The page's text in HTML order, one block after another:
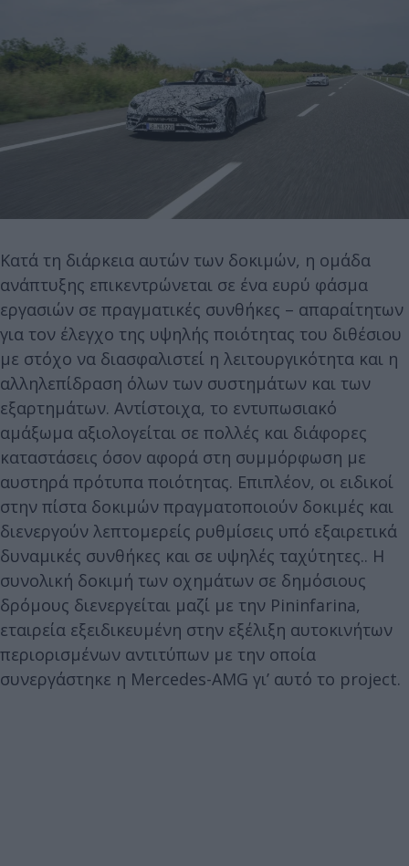
Κατά τη διάρκεια αυτών των δοκιμών, η ομάδα
ανάπτυξης επικεντρώνεται σε ένα ευρύ φάσμα
εργασιών σε πραγματικές συνθήκες – απαραίτητων
για τον έλεγχο της υψηλής ποιότητας του διθέσιου
με στόχο να διασφαλιστεί η λειτουργικότητα και η
αλληλεπίδραση όλων των συστημάτων και των
εξαρτημάτων. Αντίστοιχα, το εντυπωσιακό
αμάξωμα αξιολογείται σε πολλές και διάφορες
καταστάσεις όσον αφορά στη συμμόρφωση με
αυστηρά πρότυπα ποιότητας. Επιπλέον, οι ειδικοί
στην πίστα δοκιμών πραγματοποιούν δοκιμές και
διενεργούν λεπτομερείς ρυθμίσεις υπό εξαιρετικά
δυναμικές συνθήκες και σε υψηλές ταχύτητες.. Η
συνολική δοκιμή των οχημάτων σε δημόσιους
δρόμους διενεργείται μαζί με την Pininfarina,
εταιρεία εξειδικευμένη στην εξέλιξη αυτοκινήτων
περιορισμένων αντιτύπων με την οποία
συνεργάστηκε η Mercedes-AMG γι’ αυτό το project.